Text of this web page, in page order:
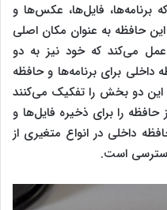
فایل‌ها، عکس‌ها و
حافظه به عنوان مکان اصلی
می‌کند که خود نیز به دو
برای برنامه‌ها و حافظه
این دو بخش را تفکیک می‌کنند
را برای ذخیره فایل‌ها و
داخلی در انواع متغیری از